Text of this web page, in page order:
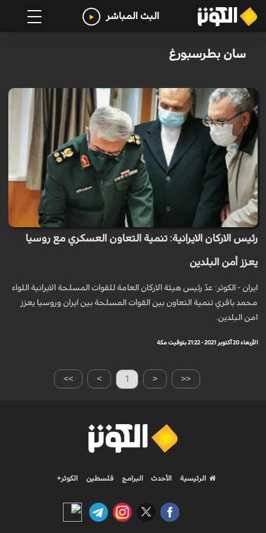
البث المباشر
سان بطرسبورغ
رئيس الاركان الايرانية: تنمية التعاون العسكري مع روسيا
يعزز أمن البلدين
ايران - الكوثر: عدّ رئيس هيئة الاركان العامة للقوات المسلحة الايرانية اللواء
محمد باقري تنمية التعاون بين القوات المسلحة بين ايران وروسيا يعزز
امن البلدين.
الأربعاء 20 أكتوبر 2021 - 21:22 بتوقيت مكة
>> > 1 < <<
الرئيسية الأحدث البرامج فلسطين الكوثر+